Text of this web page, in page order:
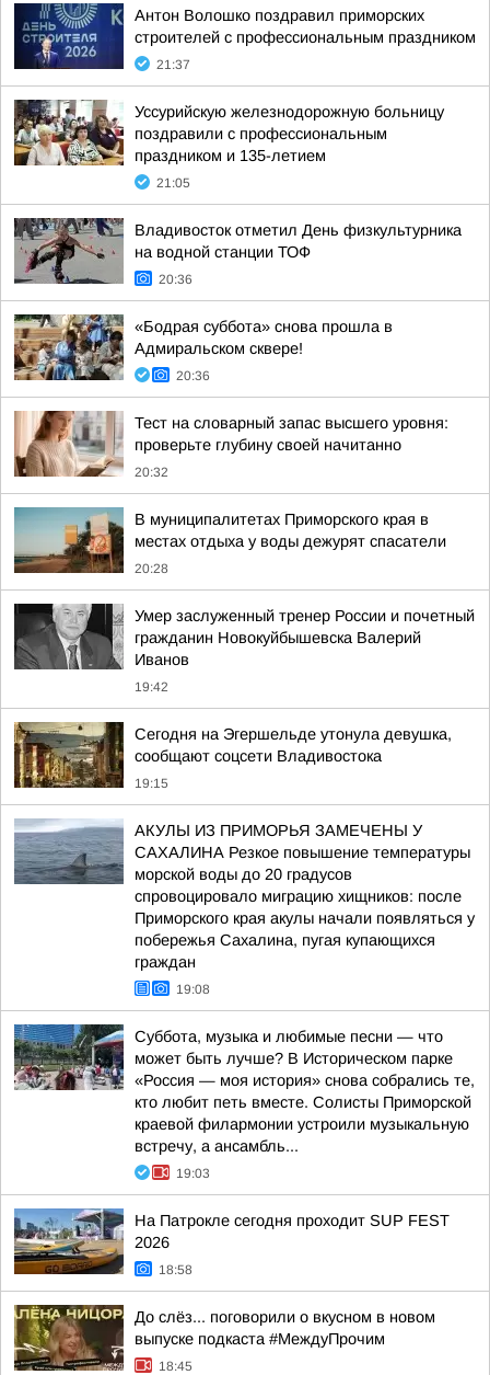
Антон Волошко поздравил приморских
строителей с профессиональным праздником
21:37
Уссурийскую железнодорожную больницу
поздравили с профессиональным
праздником и 135-летием
21:05
Владивосток отметил День физкультурника
на водной станции ТОФ
20:36
«Бодрая суббота» снова прошла в
Адмиральском сквере!
20:36
Тест на словарный запас высшего уровня:
проверьте глубину своей начитанно
20:32
В муниципалитетах Приморского края в
местах отдыха у воды дежурят спасатели
20:28
Умер заслуженный тренер России и почетный
гражданин Новокуйбышевска Валерий
Иванов
19:42
Сегодня на Эгершельде утонула девушка,
сообщают соцсети Владивостока
19:15
АКУЛЫ ИЗ ПРИМОРЬЯ ЗАМЕЧЕНЫ У
САХАЛИНА Резкое повышение температуры
морской воды до 20 градусов
спровоцировало миграцию хищников: после
Приморского края акулы начали появляться у
побережья Сахалина, пугая купающихся
граждан
19:08
Суббота, музыка и любимые песни — что
может быть лучше? В Историческом парке
«Россия — моя история» снова собрались те,
кто любит петь вместе. Солисты Приморской
краевой филармонии устроили музыкальную
встречу, а ансамбль...
19:03
На Патрокле сегодня проходит SUP FEST
2026
18:58
До слёз... поговорили о вкусном в новом
выпуске подкаста #МеждуПрочим
18:45